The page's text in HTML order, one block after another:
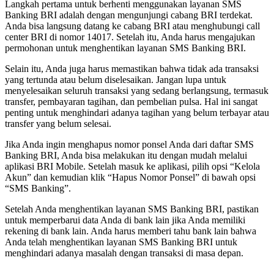
Langkah pertama untuk berhenti menggunakan layanan SMS
Banking BRI adalah dengan mengunjungi cabang BRI terdekat.
Anda bisa langsung datang ke cabang BRI atau menghubungi call
center BRI di nomor 14017. Setelah itu, Anda harus mengajukan
permohonan untuk menghentikan layanan SMS Banking BRI.
Selain itu, Anda juga harus memastikan bahwa tidak ada transaksi
yang tertunda atau belum diselesaikan. Jangan lupa untuk
menyelesaikan seluruh transaksi yang sedang berlangsung, termasuk
transfer, pembayaran tagihan, dan pembelian pulsa. Hal ini sangat
penting untuk menghindari adanya tagihan yang belum terbayar atau
transfer yang belum selesai.
Jika Anda ingin menghapus nomor ponsel Anda dari daftar SMS
Banking BRI, Anda bisa melakukan itu dengan mudah melalui
aplikasi BRI Mobile. Setelah masuk ke aplikasi, pilih opsi “Kelola
Akun” dan kemudian klik “Hapus Nomor Ponsel” di bawah opsi
“SMS Banking”.
Setelah Anda menghentikan layanan SMS Banking BRI, pastikan
untuk memperbarui data Anda di bank lain jika Anda memiliki
rekening di bank lain. Anda harus memberi tahu bank lain bahwa
Anda telah menghentikan layanan SMS Banking BRI untuk
menghindari adanya masalah dengan transaksi di masa depan.